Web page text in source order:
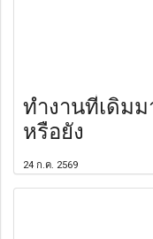
ทำงานที่เดิม
หรือยัง
24 ก.ค. 2569